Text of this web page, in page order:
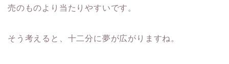
売のものより当たりやすいです。
そう考えると、十二分に夢が広がりますね。